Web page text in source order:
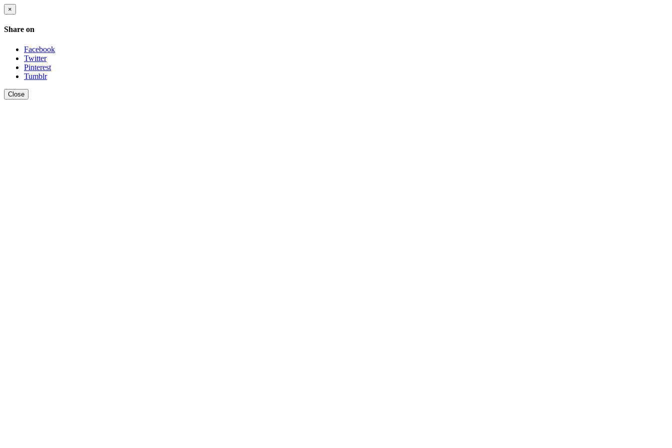
×
Share on
Facebook
Twitter
Pinterest
Tumblr
Close